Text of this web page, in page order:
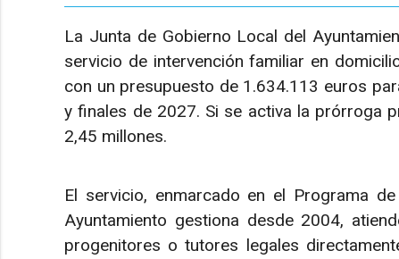
La Junta de Gobierno Local del
servicio de intervención familiar en
con un presupuesto de 1.634.113 euros
y finales de 2027. Si se activa la prórroga
2,45 millones.
El servicio, enmarcado en el Programa
Ayuntamiento gestiona desde 2004,
progenitores o tutores legales